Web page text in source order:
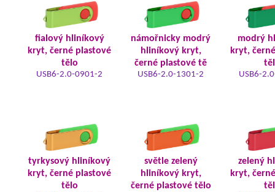
fialový hliníkový
kryt, černé plastové
tělo
USB6-2.0-0901-2
námořnicky modrý
hliníkový kryt,
černé plastové tě
USB6-2.0-1301-2
modrý
kryt,
USB6-
tyrkysový hliníkový
kryt, černé plastové
tělo
světle zelený
hliníkový kryt,
černé plastové tělo
zelený
kryt,